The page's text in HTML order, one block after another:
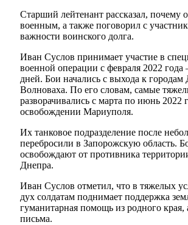
Старший лейтенант рассказал, почему
военным, а также поговорил с
важности воинского долга.
Иван Суслов принимает участие в
военной операции с февраля 2022
дней. Бои начались с выхода к городам
Волноваха. По его словам, самые
разворачивались с марта по июнь 2022
освобождении Мариуполя.
Их танковое подразделение после
перебросили в Запорожскую область.
освобождают от противника
Днепра.
Иван Суслов отметил, что в тяжелых
дух солдатам поднимает поддержка
гуманитарная помощь из родного края,
письма.